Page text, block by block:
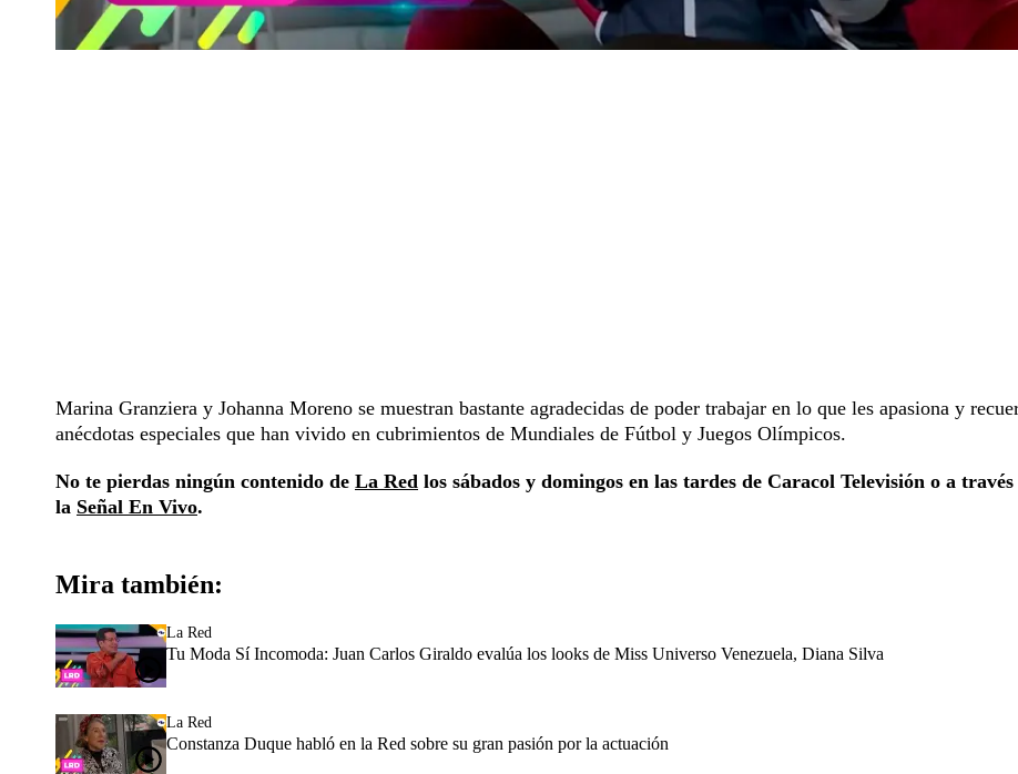
Marina Granziera y Johanna Moreno se muestran bastante agradecidas de poder trabajar en lo que les apasiona y
anécdotas especiales que han vivido en cubrimientos de Mundiales de Fútbol y Juegos Olímpicos.
No te pierdas ningún contenido de La Red los sábados y domingos en las tardes de Caracol Televisión o a través
la Señal En Vivo.
Mira también:
La Red
Tu Moda Sí Incomoda: Juan Carlos Giraldo evalúa los looks de Miss Universo Venezuela, Diana Silva
La Red
Constanza Duque habló en la Red sobre su gran pasión por la actuación